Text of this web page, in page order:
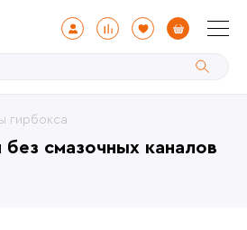
без смазочных каналов
гирбокса